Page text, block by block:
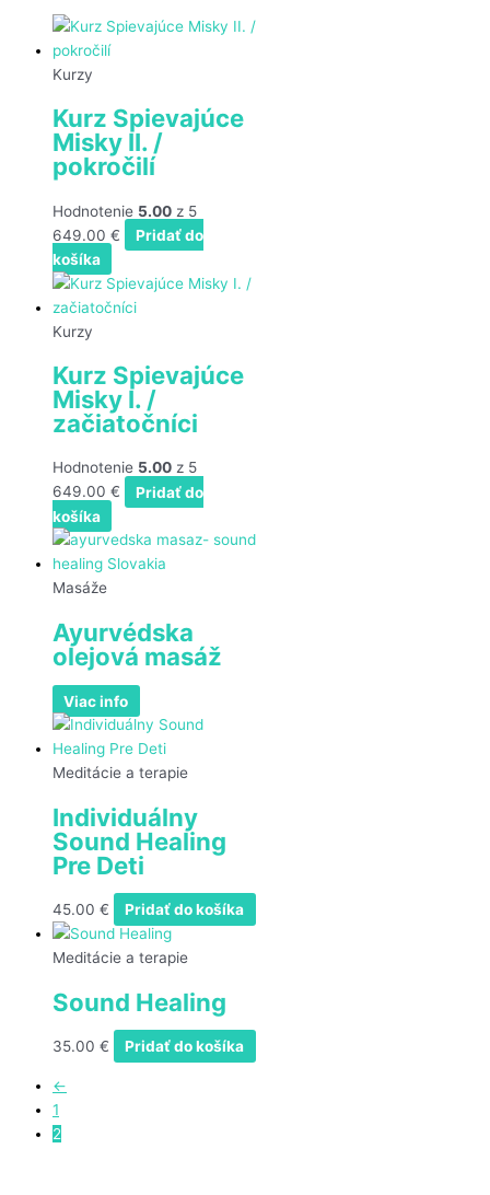
Kurzy
Kurz Spievajúce
Misky II. /
pokročilí
Hodnotenie 5.00 z 5
649.00 €
Pridať do
košíka
Kurzy
Kurz Spievajúce
Misky I. /
začiatočníci
Hodnotenie 5.00 z 5
649.00 €
Pridať do
košíka
Masáže
Ayurvédska
olejová masáž
Viac info
Meditácie a terapie
Individuálny
Sound Healing
Pre Deti
45.00 € Pridať do košíka
Meditácie a terapie
Sound Healing
35.00 € Pridať do košíka
←
1
2